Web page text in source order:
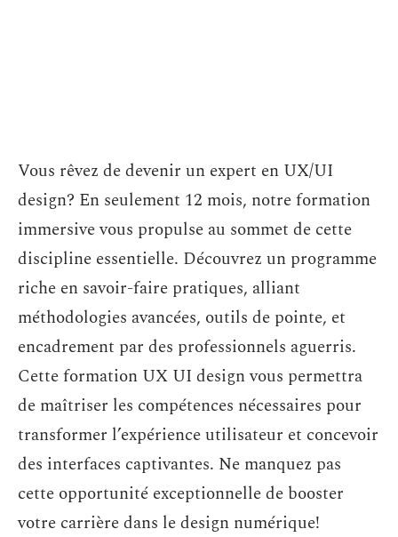
Vous rêvez de devenir un expert en UX/UI
design? En seulement 12 mois, notre formation
immersive vous propulse au sommet de cette
discipline essentielle. Découvrez un programme
riche en savoir-faire pratiques, alliant
méthodologies avancées, outils de pointe, et
encadrement par des professionnels aguerris.
Cette formation UX UI design vous permettra
de maîtriser les compétences nécessaires pour
transformer l’expérience utilisateur et concevoir
des interfaces captivantes. Ne manquez pas
cette opportunité exceptionnelle de booster
votre carrière dans le design numérique!